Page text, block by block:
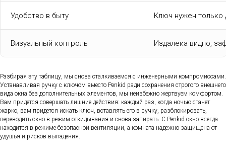
Удобство в быту Ключ нужен только
Визуальный контроль Издалека видно,
Разбирая эту таблицу, мы снова сталкиваемся с инженерными компромиссами.
Устанавливая ручку с ключом вместо Penkid ради сохранения строгого внешнего
вида окна без дополнительных элементов, мы неизбежно жертвуем комфортом.
Вам придется совершать лишние действия: каждый раз, когда ночью станет
жарко, вам придется искать ключ, вставлять его в ручку, разблокировать,
переводить окно в режим откидывания и снова запирать. С Penkid окно всегда
находится в режиме безопасной вентиляции, а комната надежно защищена от
удушья и рисков выпадения.